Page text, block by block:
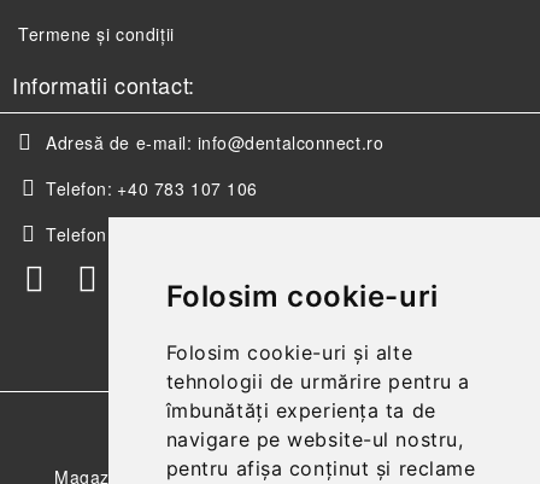
Folosim cookie-uri
Folosim cookie-uri și alte
tehnologii de urmărire pentru a
îmbunătăți experiența ta de
navigare pe website-ul nostru,
pentru afișa conținut și reclame
Termene și condiții
Informatii contact:
Adresă de e-mail: info@dentalconnect.ro
Telefon: +40 783 107 106
Telefon:
Magazinul nostru respecta 100% prevederile GDPR.